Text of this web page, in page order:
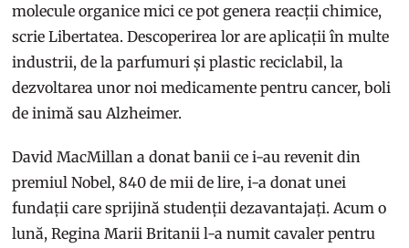
molecule organice mici ce pot genera reacții chimice,
scrie Libertatea. Descoperirea lor are aplicații în multe
industrii, de la parfumuri și plastic reciclabil, la
dezvoltarea unor noi medicamente pentru cancer, boli
de inimă sau Alzheimer.
David MacMillan a donat banii ce i-au revenit din
premiul Nobel, 840 de mii de lire, i-a donat unei
fundații care sprijină studenții dezavantajați. Acum o
lună, Regina Marii Britanii l-a numit cavaler pentru